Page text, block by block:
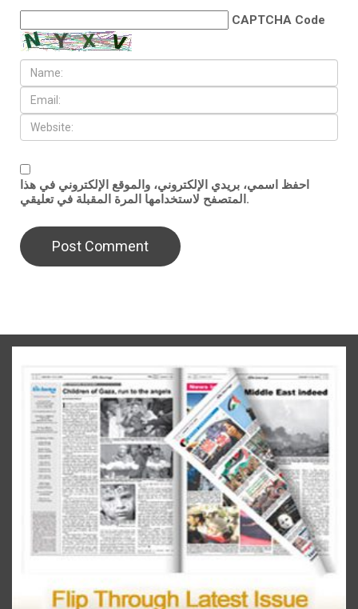
CAPTCHA Code
احفظ اسمي، بريدي الإلكتروني، والموقع الإلكتروني في هذا
المتصفح لاستخدامها المرة المقبلة في تعليقي.